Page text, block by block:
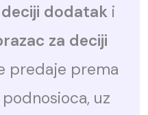
dodatak i
za deciji
predaje prema
uz